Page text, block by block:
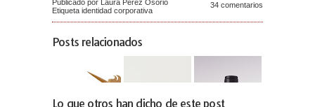
Publicado por Laura Pérez Osorio
Etiqueta identidad corporativa
34 comentarios
Posts relacionados
Lo que otros han dicho de este post